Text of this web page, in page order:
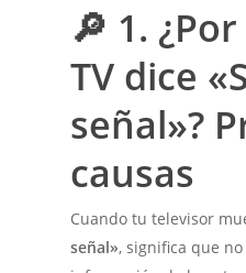
🔎 1.
TV dice
señal»?
causas
Cuando tu televisor
señal», significa que